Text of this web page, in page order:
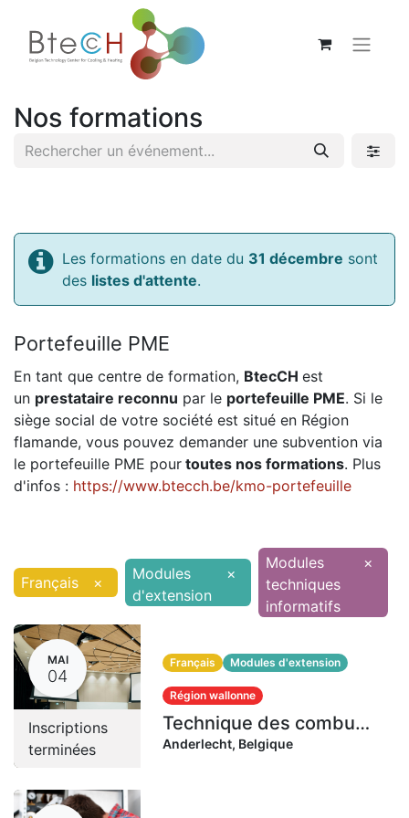
Nos formations
Les formations en date du 31 décembre sont
des listes d'attente.
Portefeuille PME
En tant que centre de formation, BtecCH est
un prestataire reconnu par le portefeuille PME. Si le
siège social de votre société est situé en Région
flamande, vous pouvez demander une subvention via
le portefeuille PME pour toutes nos formations. Plus
d'infos : https://www.btecch.be/kmo-portefeuille
Français ×
Modules
d'extension
×
Modules
techniques
informatifs
×
MAI
04
Inscriptions
terminées
Français Modules d'extension
Région wallonne
Technique des combustibles liquides | 4-7-12-13-19 mai 2026 (40 heures)
Anderlecht, Belgique